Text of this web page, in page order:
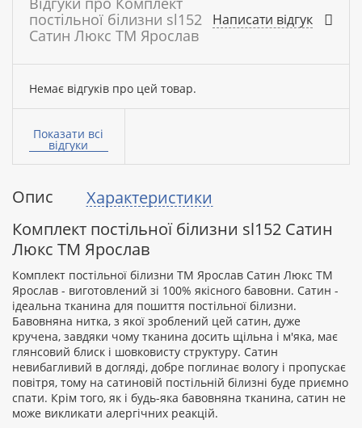
Опис
Характеристики
Комплект постільної білизни sl152 Сатин
Люкс ТМ Ярослав
Комплект постільної білизни ТМ Ярослав Сатин Люкс ТМ
Ярослав - виготовлений зі 100% якісного бавовни. Сатин -
ідеальна тканина для пошиття постільної білизни.
Бавовняна нитка, з якої зроблений цей сатин, дуже
кручена, завдяки чому тканина досить щільна і м'яка, має
глянсовий блиск і шовковисту структуру. Сатин
невибагливий в догляді, добре поглинає вологу і пропускає
повітря, тому на сатиновій постільній білизні буде приємно
спати. Крім того, як і будь-яка бавовняна тканина, сатин не
може викликати алергічних реакцій.
постільної білизни sl152
Сатин Люкс ТМ Ярослав
Написати відгук
Немає відгуків про цей товар.
Ваше
ім’я:
Ваш
Рейтинг:
ПРОДОВЖИТИ
Показати всі
відгуки